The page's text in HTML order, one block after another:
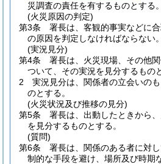
災調査の責任を有するものとする。
(火災原因の判定)
第3条
署長は、客観的事実などに
の原因を判定しなければならない。
(実況見分)
第4条
署長は、火災現場、その他
ついて、その実況を見分するもの
2
実況見分は、関係者の立会いの
のとする。
(火災状況及び推移の見分)
第5条
署長は、出動したときから
を見分するものとする。
(質問)
第6条
署長は、関係のある者に対
制的な手段を避け、場所及び時期